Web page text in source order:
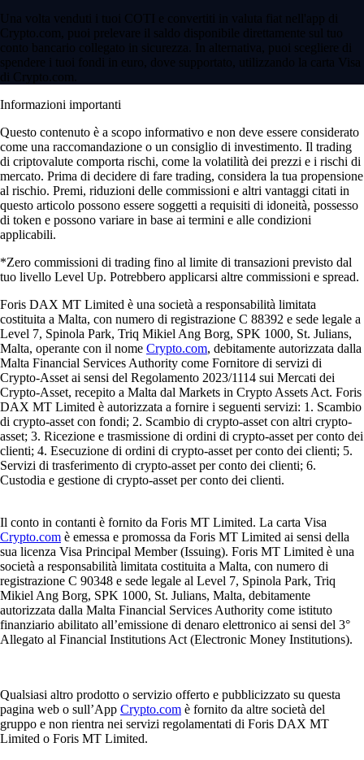
Una volta venduti i tuoi COTI e convertiti in valuta fiat nell'app di
Crypto.com, puoi prelevare il saldo disponibile direttamente sul tuo
conto bancario collegato in sicurezza. In alternativa, puoi scegliere di
spendere i tuoi fondi in euro, dove supportato, utilizzando la carta Visa
di Crypto.com.
Informazioni importanti
Questo contenuto è a scopo informativo e non deve essere considerato
come una raccomandazione o un consiglio di investimento. Il trading
di criptovalute comporta rischi, come la volatilità dei prezzi e i rischi di
mercato. Prima di decidere di fare trading, considera la tua propensione
al rischio. Premi, riduzioni delle commissioni e altri vantaggi citati in
questo articolo possono essere soggetti a requisiti di idoneità, possesso
di token e possono variare in base ai termini e alle condizioni
applicabili.
*Zero commissioni di trading fino al limite di transazioni previsto dal
tuo livello Level Up. Potrebbero applicarsi altre commissioni e spread.
Foris DAX MT Limited è una società a responsabilità limitata
costituita a Malta, con numero di registrazione C 88392 e sede legale a
Level 7, Spinola Park, Triq Mikiel Ang Borg, SPK 1000, St. Julians,
Malta, operante con il nome Crypto.com, debitamente autorizzata dalla
Malta Financial Services Authority come Fornitore di servizi di
Crypto-Asset ai sensi del Regolamento 2023/1114 sui Mercati dei
Crypto-Asset, recepito a Malta dal Markets in Crypto Assets Act. Foris
DAX MT Limited è autorizzata a fornire i seguenti servizi: 1. Scambio
di crypto-asset con fondi; 2. Scambio di crypto-asset con altri crypto-
asset; 3. Ricezione e trasmissione di ordini di crypto-asset per conto dei
clienti; 4. Esecuzione di ordini di crypto-asset per conto dei clienti; 5.
Servizi di trasferimento di crypto-asset per conto dei clienti; 6.
Custodia e gestione di crypto-asset per conto dei clienti.
Il conto in contanti è fornito da Foris MT Limited. La carta Visa
Crypto.com è emessa e promossa da Foris MT Limited ai sensi della
sua licenza Visa Principal Member (Issuing). Foris MT Limited è una
società a responsabilità limitata costituita a Malta, con numero di
registrazione C 90348 e sede legale al Level 7, Spinola Park, Triq
Mikiel Ang Borg, SPK 1000, St. Julians, Malta, debitamente
autorizzata dalla Malta Financial Services Authority come istituto
finanziario abilitato all’emissione di denaro elettronico ai sensi del 3°
Allegato al Financial Institutions Act (Electronic Money Institutions).
Qualsiasi altro prodotto o servizio offerto e pubblicizzato su questa
pagina web o sull’App Crypto.com è fornito da altre società del
gruppo e non rientra nei servizi regolamentati di Foris DAX MT
Limited o Foris MT Limited.